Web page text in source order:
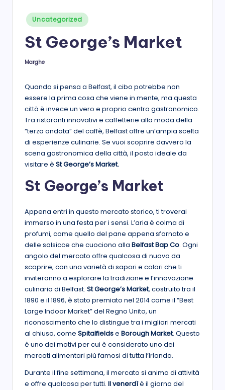
Posted
in
Uncategorized
St George’s Market
Posted
Marghe
Quando si pensa a Belfast, il cibo potrebbe non
essere la prima cosa che viene in mente, ma questa
città è invece un vero e proprio centro gastronomico.
Tra ristoranti innovativi e caffetterie alla moda della
“terza ondata” del caffè, Belfast offre un’ampia scelta
di esperienze culinarie. Se vuoi scoprire davvero la
scena gastronomica della città, il posto ideale da
visitare è St George’s Market.
St George’s Market
Appena entri in questo mercato storico, ti troverai
immerso in una festa per i sensi. L’aria è colma di
profumi, come quello del pane appena sfornato e
delle salsicce che cuociono alla Belfast Bap Co. Ogni
angolo del mercato offre qualcosa di nuovo da
scoprire, con una varietà di sapori e colori che ti
inviteranno a esplorare la tradizione e l’innovazione
culinaria di Belfast. St George’s Market, costruito tra il
1890 e il 1896, è stato premiato nel 2014 come il “Best
Large Indoor Market” del Regno Unito, un
riconoscimento che lo distingue tra i migliori mercati
al chiuso, come Spitalfieldse Borough Market. Questo
è uno dei motivi per cui è considerato uno dei
mercati alimentari più famosi di tutta l’Irlanda.
Durante il fine settimana, il mercato si anima di attività
e offre qualcosa per tutti. Il venerdìè il giorno del